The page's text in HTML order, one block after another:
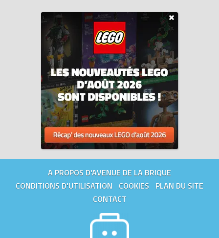
A PROPOS D'AVENUE DE LA BRIQUE
CONDITIONS D'UTILISATION
COOKIES
PLAN DU SITE
CONTACT